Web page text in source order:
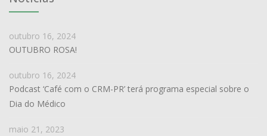
outubro 16, 2024
OUTUBRO ROSA!
outubro 16, 2024
Podcast ‘Café com o CRM-PR’ terá programa especial sobre o
Dia do Médico
maio 21, 2023